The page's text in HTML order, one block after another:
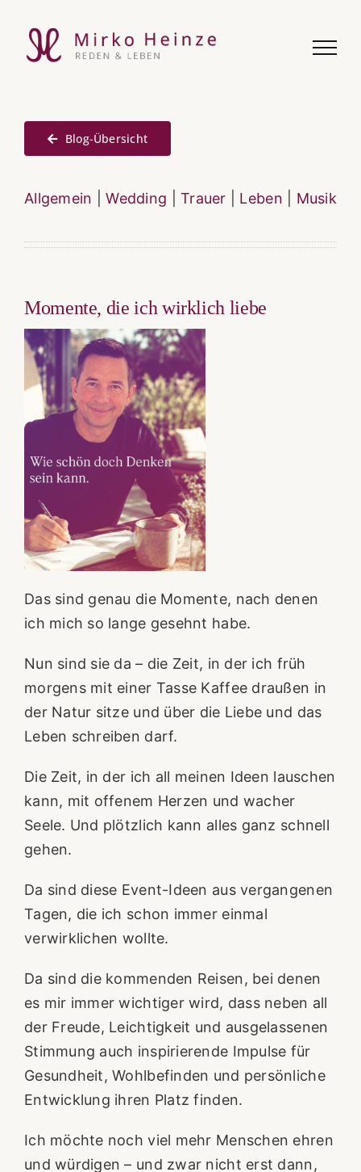
Inhalt
springen
Blog-Übersicht
Allgemein |Wedding |Trauer Leben Musik
Momente, die ich wirklich liebe
Das sind genau die Momente, nach denen
ich mich so lange gesehnt habe.
Nun sind sie da – die Zeit, in der ich früh
morgens mit einer Tasse Kaffee draußen in
der Natur sitze und über die Liebe und das
Leben schreiben darf.
Die Zeit, in der ich all meinen Ideen lauschen
kann, mit offenem Herzen und wacher
Seele. Und plötzlich kann alles ganz schnell
gehen.
Da sind diese Event-Ideen aus vergangenen
Tagen, die ich schon immer einmal
verwirklichen wollte.
Da sind die kommenden Reisen, bei denen
es mir immer wichtiger wird, dass neben all
der Freude, Leichtigkeit und ausgelassenen
Stimmung auch inspirierende Impulse für
Gesundheit, Wohlbefinden und persönliche
Entwicklung ihren Platz finden.
Ich möchte noch viel mehr Menschen ehren
und würdigen – und zwar nicht erst dann,